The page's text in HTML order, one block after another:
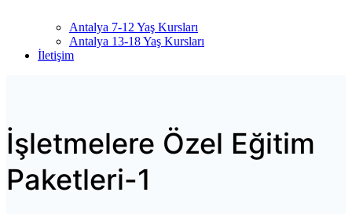
Antalya 7-12 Yaş Kursları
Antalya 13-18 Yaş Kursları
İletişim
İşletmelere Özel Eğitim
Paketleri-1